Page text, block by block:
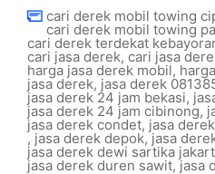
cari derek mobil towing
cari derek mobil towing
cari derek terdekat
cari jasa derek, cari jasa
harga jasa derek mobil,
jasa derek, jasa derek
jasa derek 24 jam bekasi,
jasa derek 24 jam cibinong,
jasa derek condet, jasa
, jasa derek depok,jasa
jasa derek dewi sartika
jasa derek duren sawit,jasa